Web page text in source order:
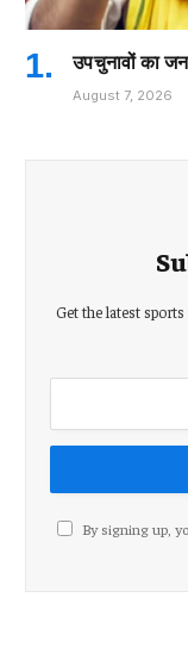
उपचुनावों का
August 7, 2026
Get the latest
By signing up,